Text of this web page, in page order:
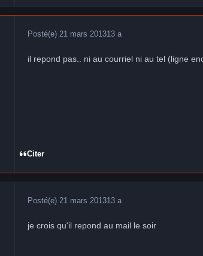
Posté(e) 21 mars 201313 a
il repond pas.. ni au courriel ni au tel (ligne
Citer
Posté(e) 21 mars 201313 a
je crois qu'il repond au mail le soir